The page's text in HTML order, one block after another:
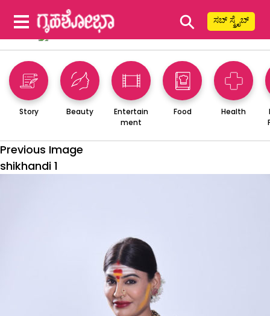
⚲ ಸಬ್ ಸ್ಕ್ರೈಬ್
Story Beauty
Entertain
ment
Food Health
Previous Image
shikhandi 1